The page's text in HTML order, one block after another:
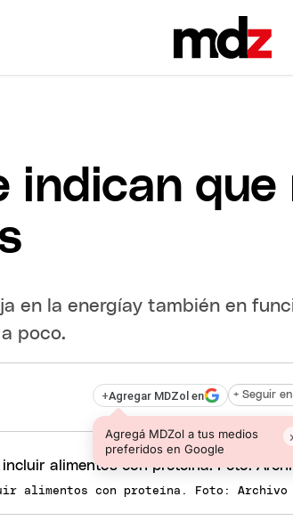
indican
en la energíay también en
poco.
+Agregar MDZol en
Agregá MDZol a tus medios
preferidos en Google
+ Seguir en
alimentos con proteína. Foto: Archivo